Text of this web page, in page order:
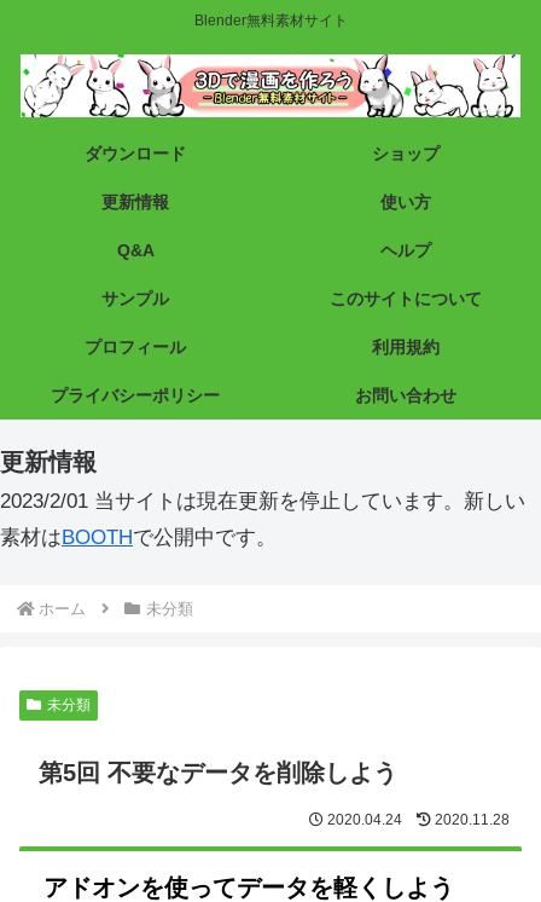
Blender無料素材サイト
ダウンロード ショップ
更新情報 使い方
Q&A ヘルプ
サンプル このサイトについて
プロフィール 利用規約
プライバシーポリシー お問い合わせ
更新情報
2023/2/01 当サイトは現在更新を停止しています。新しい
素材はBOOTHで公開中です。
ホーム 未分類
未分類
第5回 不要なデータを削除しよう
2020.04.24 2020.11.28
アドオンを使ってデータを軽くしよう